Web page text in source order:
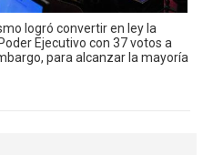
logró convertir en ley la
Ejecutivo con 37 votos a
para alcanzar la mayoría